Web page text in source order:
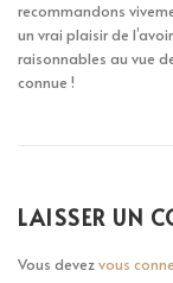
recommandons
un vrai plaisir de
raisonnables au vue
connue !
LAISSER UN
Vous devezvous